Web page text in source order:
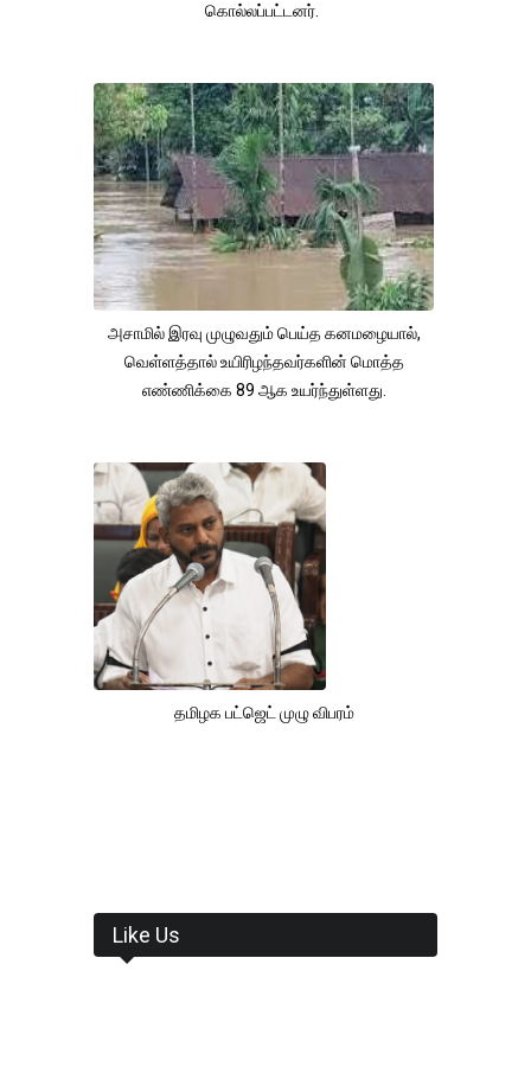
கொல்லப்பட்டனர்.
அசாமில் இரவு முழுவதும் பெய்த கனமழையால்,
வெள்ளத்தால் உயிரிழந்தவர்களின் மொத்த
எண்ணிக்கை 89 ஆக உயர்ந்துள்ளது.
தமிழக பட்ஜெட் முழு விபரம்
Like Us